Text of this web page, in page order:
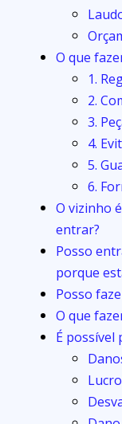
O que
1.
2.
3.
4.
5.
6.
O vizinho
entrar?
Posso
porque
Posso
O que
É possível